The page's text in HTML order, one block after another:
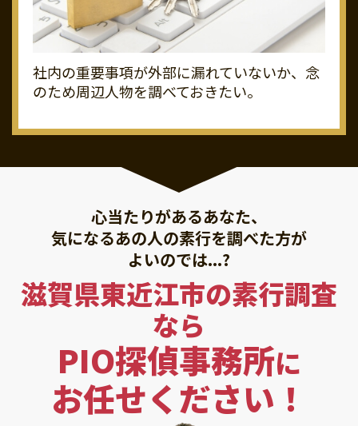
社内の重要事項が外部に漏れていないか、念
のため周辺人物を調べておきたい。
心当たりがあるあなた、
気になるあの人の素行を調べた方が
よいのでは...?
滋賀県東近江市の素行調査
なら
PIO探偵事務所に
お任せください！